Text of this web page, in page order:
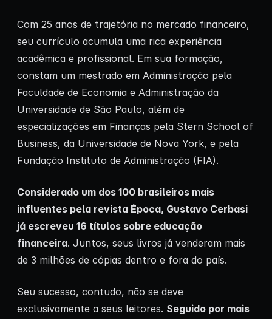
Com 25 anos de trajetória no mercado financeiro,
seu currículo acumula uma rica experiência
acadêmica e profissional. Em sua formação,
constam um mestrado em Administração pela
Faculdade de Economia e Administração da
Universidade de São Paulo, além de
especializações em Finanças pela Stern School of
Business, da Universidade de Nova York, e pela
Fundação Instituto de Administração (FIA).
Considerado um dos 100 brasileiros mais
influentes pela revista Época, Gustavo Cerbasi
já escreveu 16 títulos sobre educação
financeira. Juntos, seus livros já venderam mais
de 3 milhões de cópias dentro e fora do país.
Seu sucesso, contudo, não se deve
exclusivamente a seus leitores. Seguido por mais